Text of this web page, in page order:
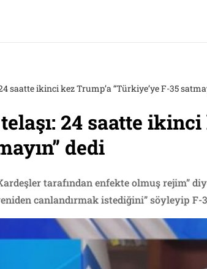
saatte ikinci kez Trump’a “Türkiye’ye F-35
24 saatte
dedi
tarafından enfekte olmuş rejim”
canlandırmak istediğini” söyleyip F-